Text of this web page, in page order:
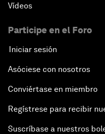
Vídeos
Participe en el Foro
Iniciar sesión
Asóciese con nosotros
Conviértase en miembro
Regístrese para recibir
Suscríbase a nuestros